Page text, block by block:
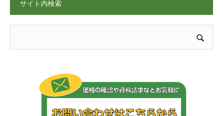
サイト内検索